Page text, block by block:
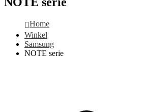
Home
Winkel
Samsung
NOTE serie